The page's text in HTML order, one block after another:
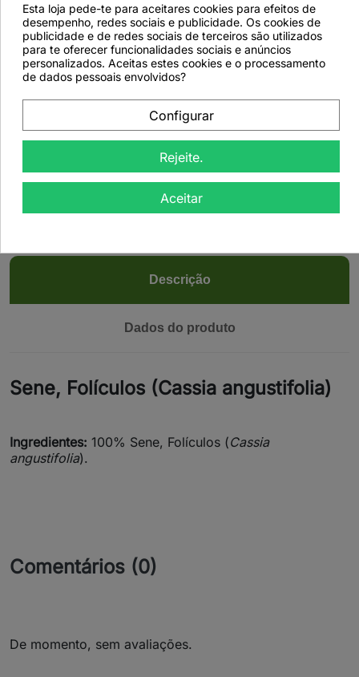

Sene, Folículos (Cassia
angustifolia) - 500grs
Sene, Folículos (Cassia
angustifolia) - 50grs
Descrição
Dados do produto
Sene, Folículos (Cassia angustifolia)
Ingredientes: 100% Sene, Folículos (Cassia
angustifolia).
Comentários (0)
De momento, sem avaliações.
Esta loja pede-te para aceitares cookies para efeitos de
desempenho, redes sociais e publicidade. Os cookies de
publicidade e de redes sociais de terceiros são utilizados
para te oferecer funcionalidades sociais e anúncios
personalizados. Aceitas estes cookies e o processamento
de dados pessoais envolvidos?
Configurar
Rejeite.
Aceitar